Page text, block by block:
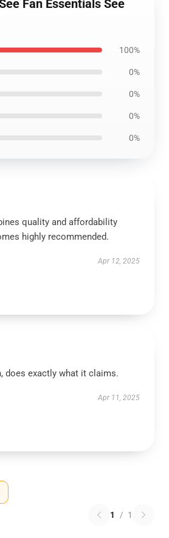
Fan Essentials See
100%
0%
0%
0%
0%
quality and affordability
highly recommended.
Apr 12, 2025
does exactly what it claims.
Apr 11, 2025
1 / 1